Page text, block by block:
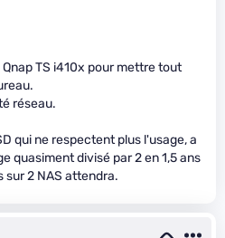
TS i410x pour mettre tout
réseau.
qui ne respectent plus l'usage, a
quasiment divisé par 2 en 1,5 ans
sur 2 NAS attendra.